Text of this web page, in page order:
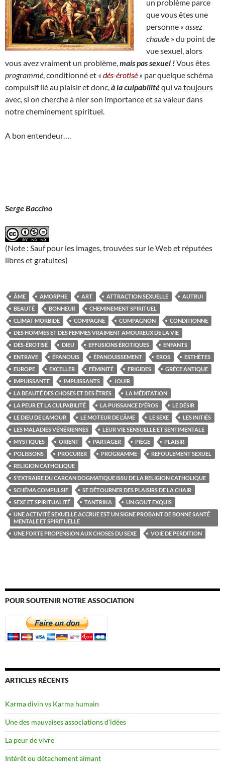
un problème parce
que vous êtes une
personne « assez
chaude » du point de
vue sexuel, alors
vous avez vraiment un problème, mais pas sexuel !Vous êtes
programmé , conditionné et « dés-érotisé » par quelque schéma
compulsif lié au plaisir et donc, à la culpabilitéqui vatoujours
avec, si on cherche à nier son importance et sa valeur dans
notre cheminement spirituel.
A bon entendeur….
Serge Baccino
(Note : Sauf pour les images, trouvées sur le Web et réputées
libres et gratuites)
ÂME AMORPHE ART ATTRACTION SEXUELLE
AUTRUI
BEAUTÉ
BONHEUR
CHEMINEMENT SPIRITUEL
CLIMAT MORBIDE
COMPAGNE COMPAGNON
CONDITIONNE
DES HOMMES ET DES FEMMES VRAIMENT AMOUREUX DE LA VIE
DÉS-ÉROTISÉ
DIEU EFFUSIONS ÉROTIQUES
ENFANTS
ENTRAVE
ÉPANOUIS ÉPANOUISSEMENT EROS
ESTHÈTES
EUROPE
EXCELLER FÉMINITÉ FRIGIDES
GRÈCE ANTIQUE
IMPUISSANTE
IMPUISSANTS
JOUIR
LA BEAUTÉ DES CHOSES ET DES ÊTRES
LA MÉDITATION
LA PEUR ET LA CULPABILITÉ
LA PUISSANCE D'ÉROS
LE DÉSIR
LE DIEU DE L'AMOUR
LE MOTEUR DE L'ÂME LE SEXE
LES INITIÉS
LES MALADIES VÉNÉRIENNES
LEUR VIE SENSUELLE ET SENTIMENTALE
MYSTIQUES
ORIENT PARTAGER PIÈGE
PLAISIR
POLISSONS
PROCURER PROGRAMME
REFOULEMENT SEXUEL
RELIGION CATHOLIQUE
S'EXTRAIRE DU CARCAN DOGMATIQUE ISSU DE LA RELIGION CATHOLIQUE
SCHÉMA COMPULSIF
SE DÉTOURNER DES PLAISIRS DE LA CHAIR
SEXE ET SPIRITUALITÉ
TANTRIKA
UN GOUT EXQUIS
UNE ACTIVITÉ SEXUELLE ACCRUE EST UN SIGNE PROBANT DE BONNE SANTÉ
MENTALE ET SPIRITUELLE
UNE FORTE PROPENSION AUX CHOSES DU SEXE
VOIE DE PERDITION
POUR SOUTENIR NOTRE ASSOCIATION
ARTICLES RÉCENTS
Karma divin vs Karma humain
Une des mauvaises associations d’idées
La peur de vivre
Intérêt ou détachement aimant